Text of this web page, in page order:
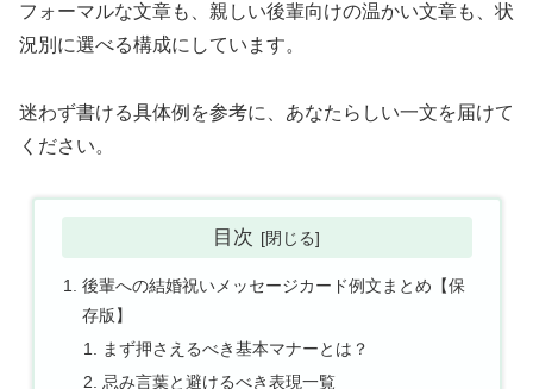
フォーマルな文章も、親しい後輩向けの温かい文章も、状
況別に選べる構成にしています。
迷わず書ける具体例を参考に、あなたらしい一文を届けて
ください。
目次
後輩への結婚祝いメッセージカード例文まとめ【保
存版】
まず押さえるべき基本マナーとは？
忌み言葉と避けるべき表現一覧